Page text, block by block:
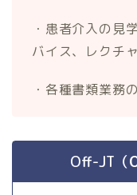
・患者介入の見
バイス、レクチ
・各種書類業務
Off-JT（